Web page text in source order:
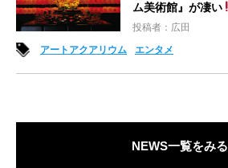
ム美術館』が凄い
投稿者：広田
アートアクアリウム
エンタメ
NEWS一覧をみる